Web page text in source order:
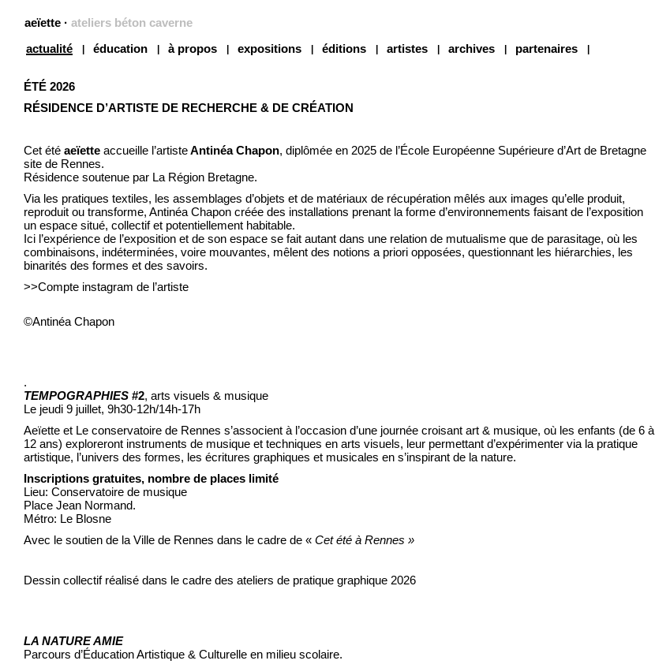
aeïette · ateliers béton caverne
actualité
éducation à propos expositions éditions artistes archives partenaires
ÉTÉ 2026
RÉSIDENCE D’ARTISTE DE RECHERCHE & DE CRÉATION
Cet été aeïette accueille l’artisteAntinéa Chapon, diplômée en 2025 de l’École Européenne Supérieure d’Art de Bretagne
site de Rennes.
Résidence soutenue par La Région Bretagne.
Via les pratiques textiles, les assemblages d’objets et de matériaux de récupération mêlés aux images qu’elle produit,
reproduit ou transforme, Antinéa Chapon créée des installations prenant la forme d’environnements faisant de l’exposition
un espace situé, collectif et potentiellement habitable.
Ici l’expérience de l’exposition et de son espace se fait autant dans une relation de mutualisme que de parasitage, où les
combinaisons, indéterminées, voire mouvantes, mêlent des notions a priori opposées, questionnant les hiérarchies, les
binarités des formes et des savoirs.
>>Compte instagram de l’artiste
©Antinéa Chapon
.
TEMPOGRAPHIES #2, arts visuels & musique
Le jeudi 9 juillet, 9h30-12h/14h-17h
Aeïette et Le conservatoire de Rennes s’associent à l’occasion d’une journée croisant art & musique, où les enfants (de 6 à
12 ans) exploreront instruments de musique et techniques en arts visuels, leur permettant d’expérimenter via la pratique
artistique, l’univers des formes, les écritures graphiques et musicales en s’inspirant de la nature.
Inscriptions gratuites, nombre de places limité
Lieu: Conservatoire de musique
Place Jean Normand.
Métro: Le Blosne
Avec le soutien de la Ville de Rennes dans le cadre de « Cet été à Rennes »
Dessin collectif réalisé dans le cadre des ateliers de pratique graphique 2026
LA NATURE AMIE
Parcours d’Éducation Artistique & Culturelle en milieu scolaire.